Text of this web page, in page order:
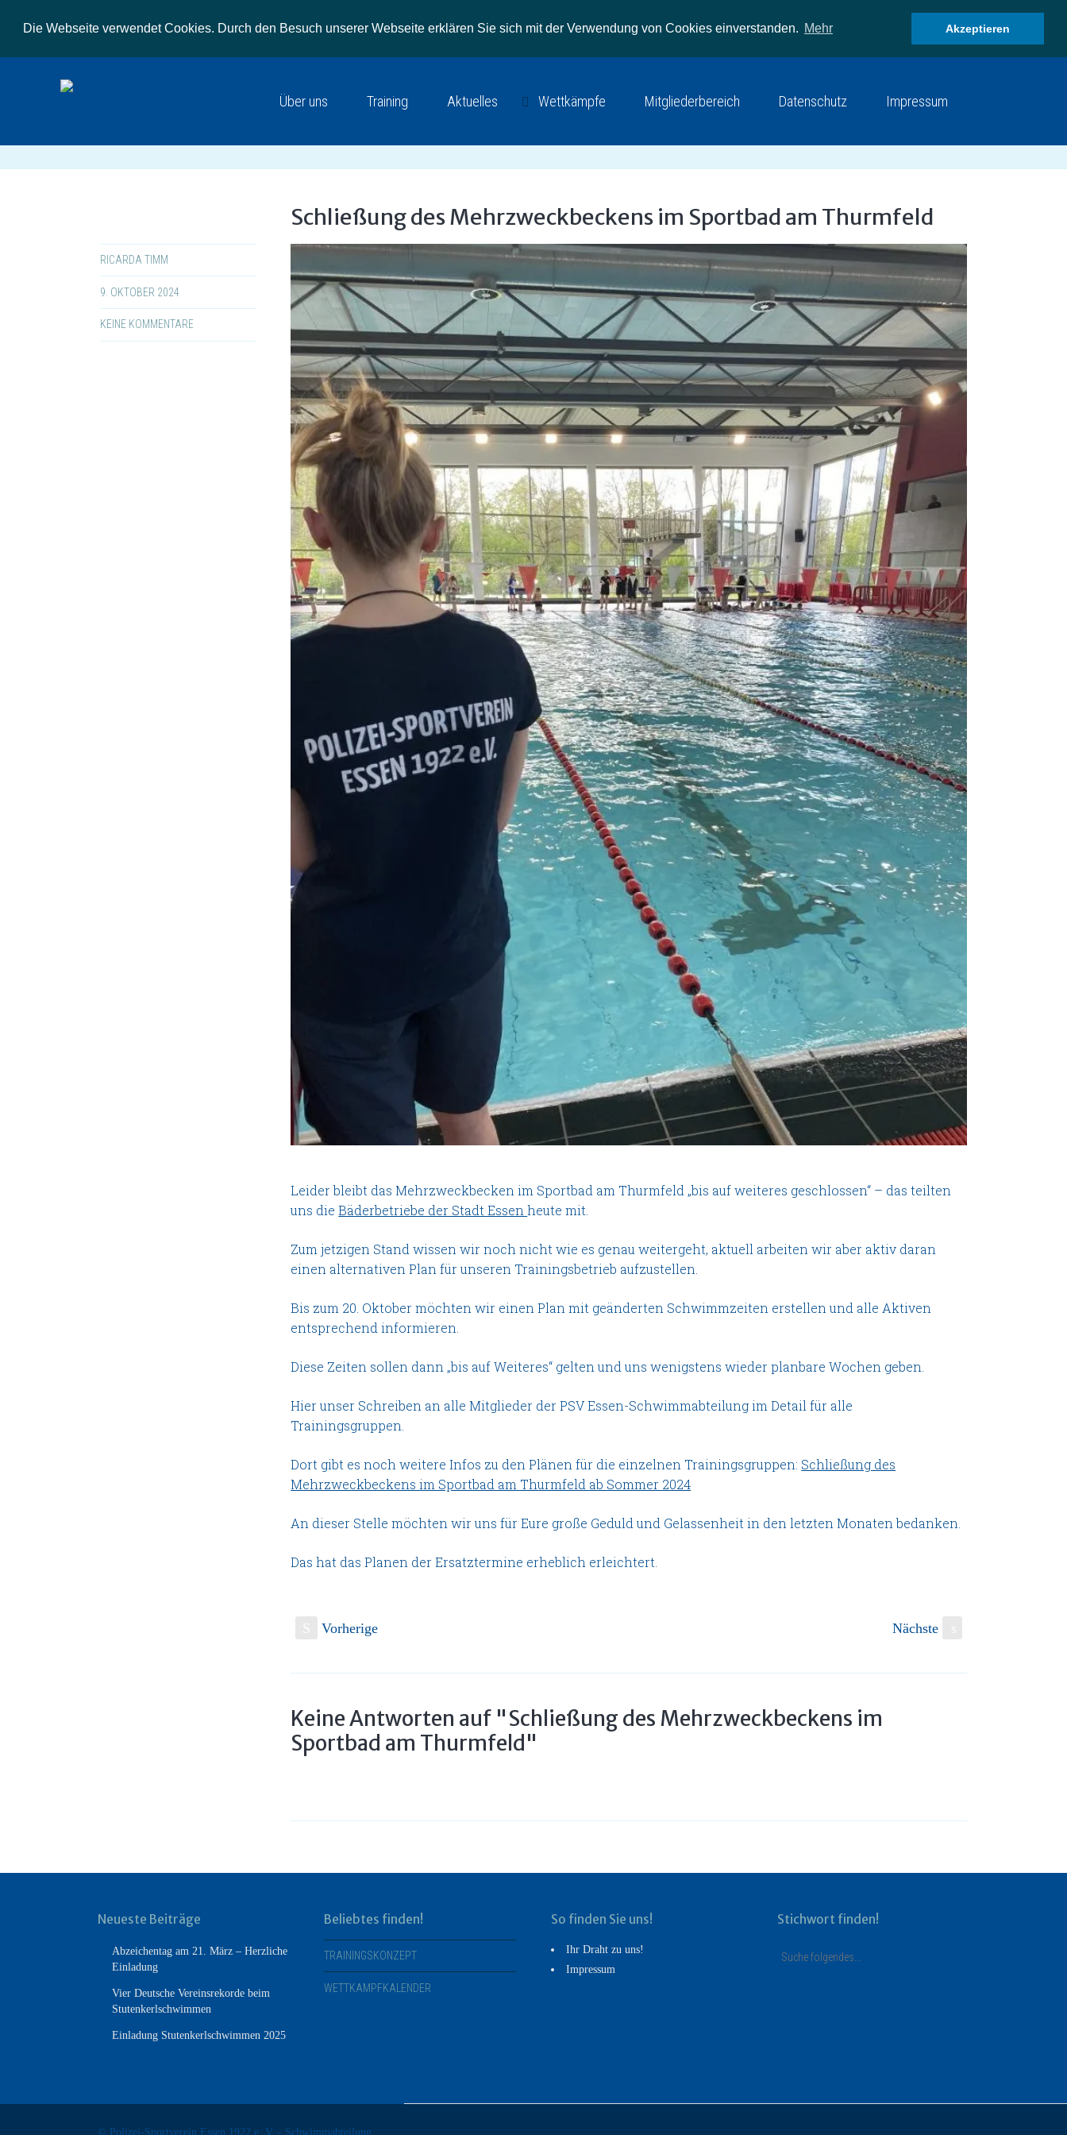
Die Webseite verwendet Cookies. Durch den Besuch unserer Webseite erklären Sie sich mit der Verwendung von Cookies einverstanden. Mehr Akzeptieren
Über uns Training Aktuelles Wettkämpfe Mitgliederbereich Datenschutz Impressum
Schließung des Mehrzweckbeckens im Sportbad am Thurmfeld
RICARDA TIMM
9. OKTOBER 2024
KEINE KOMMENTARE
Leider bleibt das Mehrzweckbecken im Sportbad am Thurmfeld „bis auf weiteres geschlossen“ – das teilten
uns dieBäderbetriebe der Stadt Essenheute mit.
Zum jetzigen Stand wissen wir noch nicht wie es genau weitergeht, aktuell arbeiten wir aber aktiv daran
einen alternativen Plan für unseren Trainingsbetrieb aufzustellen.
Bis zum 20. Oktober möchten wir einen Plan mit geänderten Schwimmzeiten erstellen und alle Aktiven
entsprechend informieren.
Diese Zeiten sollen dann „bis auf Weiteres“ gelten und uns wenigstens wieder planbare Wochen geben.
Hier unser Schreiben an alle Mitglieder der PSV Essen-Schwimmabteilung im Detail für alle
Trainingsgruppen.
Dort gibt es noch weitere Infos zu den Plänen für die einzelnen Trainingsgruppen: Schließung des
Mehrzweckbeckens im Sportbad am Thurmfeld ab Sommer 2024
An dieser Stelle möchten wir uns für Eure große Geduld und Gelassenheit in den letzten Monaten bedanken.
Das hat das Planen der Ersatztermine erheblich erleichtert.
Vorherige Nächste
Keine Antworten auf "Schließung des Mehrzweckbeckens im
Sportbad am Thurmfeld"
Neueste Beiträge
Abzeichentag am 21. März – Herzliche
Einladung
Vier Deutsche Vereinsrekorde beim
Stutenkerlschwimmen
Einladung Stutenkerlschwimmen 2025
Beliebtes finden!
TRAININGSKONZEPT
WETTKAMPFKALENDER
So finden Sie uns!
Ihr Draht zu uns!
Impressum
Stichwort finden!